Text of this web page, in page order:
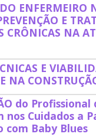
ENFERMEIRO
E
CRÔNICAS NA
E
NA
do Profissional
nos Cuidados a
com Baby Blues